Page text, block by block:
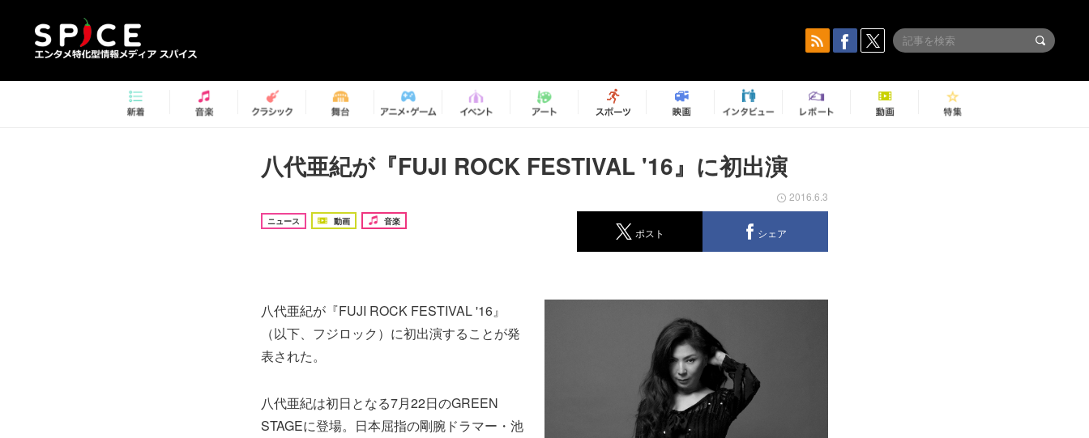
八代亜紀が『FUJI ROCK FESTIVAL '16』に初出演
ニュース 動画 音楽
2016.6.3
ポスト シェア
八代亜紀が『FUJI ROCK FESTIVAL '16』
（以下、フジロック）に初出演することが発
表された。
八代亜紀は初日となる7月22日のGREEN
STAGEに登場。日本屈指の剛腕ドラマー・池